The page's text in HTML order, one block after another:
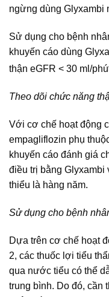
ngừng dùng Glyxambi
Sử dụng cho bệnh
khuyến cáo dùng
thận eGFR < 30 ml/
Theo dõi chức năng
Với cơ chế hoạt động
empagliflozin phụ
khuyến cáo đánh giá
điều trị bằng Glyxambi
thiểu là hàng năm.
Sử dụng cho bệnh
Dựa trên cơ chế hoạt
2, các thuốc lợi tiểu
qua nước tiểu có thể
trung bình. Do đó, cần